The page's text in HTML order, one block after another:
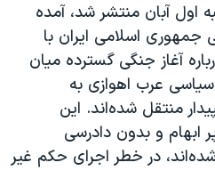
اول آبان منتشر شد، آمده
اسلامی ایران با
آغاز جنگی گسترده میان
سیاسی عرب اهوازی به
منتقل شده‌اند. این
ابهام و بدون دادرسی
در خطر اجرای حکم غیر